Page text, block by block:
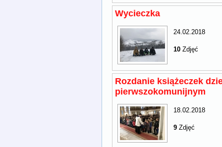
Wycieczka
24.02.2018
10 Zdjęć
Rozdanie książeczek
pierwszokomunijnym
18.02.2018
9 Zdjęć